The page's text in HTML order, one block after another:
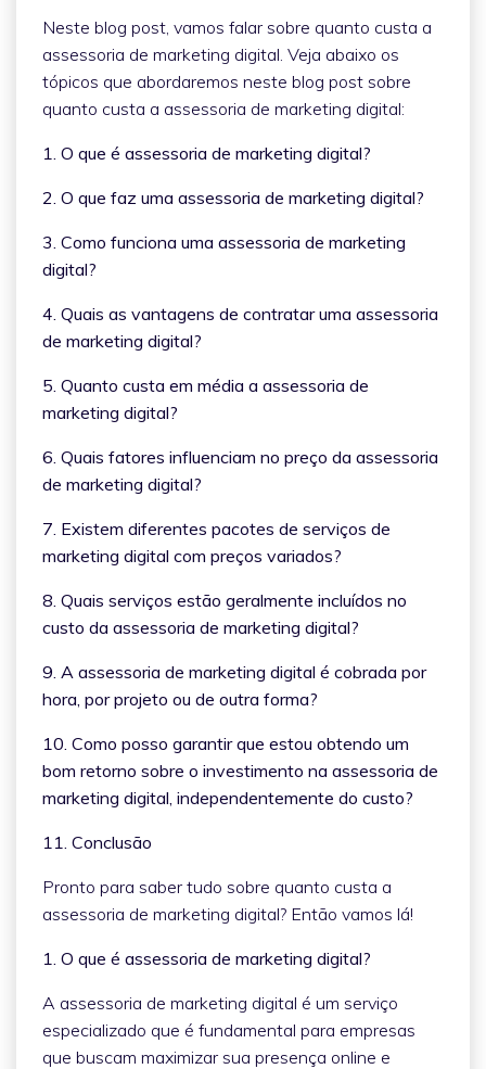
Neste blog post, vamos falar sobre quanto custa a
assessoria de marketing digital. Veja abaixo os
tópicos que abordaremos neste blog post sobre
quanto custa a assessoria de marketing digital:
1. O que é assessoria de marketing digital?
2. O que faz uma assessoria de marketing digital?
3. Como funciona uma assessoria de marketing
digital?
4. Quais as vantagens de contratar uma assessoria
de marketing digital?
5. Quanto custa em média a assessoria de
marketing digital?
6. Quais fatores influenciam no preço da assessoria
de marketing digital?
7. Existem diferentes pacotes de serviços de
marketing digital com preços variados?
8. Quais serviços estão geralmente incluídos no
custo da assessoria de marketing digital?
9. A assessoria de marketing digital é cobrada por
hora, por projeto ou de outra forma?
10. Como posso garantir que estou obtendo um
bom retorno sobre o investimento na assessoria de
marketing digital, independentemente do custo?
11. Conclusão
Pronto para saber tudo sobre quanto custa a
assessoria de marketing digital? Então vamos lá!
1. O que é assessoria de marketing digital?
A assessoria de marketing digital é um serviço
especializado que é fundamental para empresas
que buscam maximizar sua presença online e